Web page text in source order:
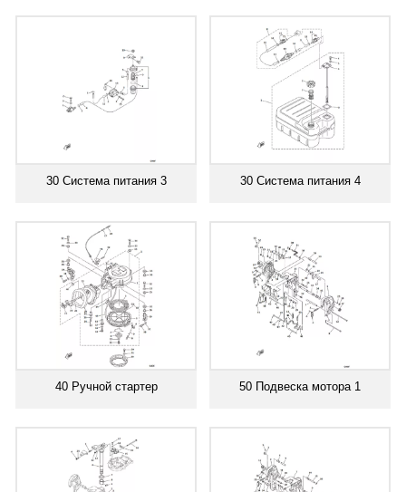
30 Система питания 3 30 Система питания 4
40 Ручной стартер 50 Подвеска мотора 1